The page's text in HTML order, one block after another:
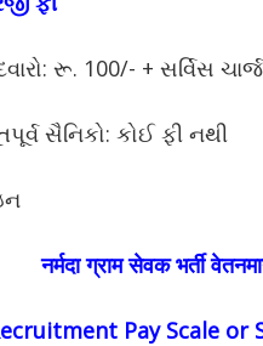
રૂ. 100/- + સર્વિસ ચાર્જ
સૈનિકો: કોઈ ફી નથી
नर्मदा ग्राम सेवक भर्ती
Pay Scale or